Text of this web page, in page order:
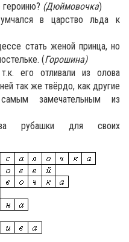
героиню? (Дюймовочка)
в царство льда к
стать женой принца, но
(Горошина)
его отливали из олова
так же твёрдо, как другие
замечательным из
рубашки для своих